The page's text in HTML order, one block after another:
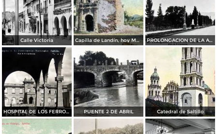
Calle Victoria Capilla de Landín, hoy Museo de Arte Religioso PROLONGACION DE LA AVE. VICTORIA
HOSPITAL DE LOS FERROCARRILES PUENTE 2 DE ABRIL Catedral de Saltillo